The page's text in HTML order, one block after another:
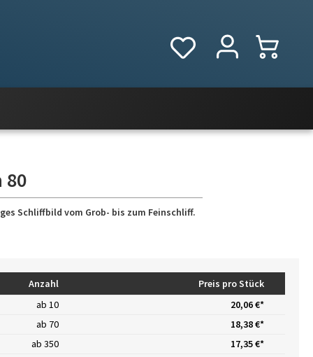
80
Schliffbild vom Grob- bis zum Feinschliff.
Anzahl
Preis pro Stück
ab 10
20,06 €*
ab 70
18,38 €*
ab 350 17,35 €*